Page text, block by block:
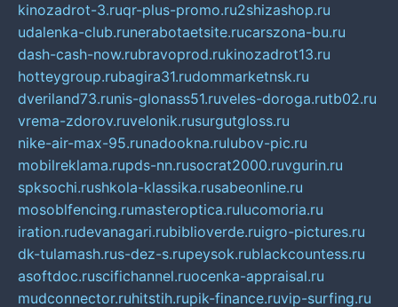
kinozadrot-3.ruqr-plus-promo.ru2shizashop.ru
udalenka-club.runerabotaetsite.rucarszona-bu.ru
dash-cash-now.rubravoprod.rukinozadrot13.ru
hotteygroup.rubagira31.rudommarketnsk.ru
dveriland73.runis-glonass51.ruveles-doroga.rutb02.ru
vrema-zdorov.ruvelonik.rusurgutgloss.ru
nike-air-max-95.runadookna.rulubov-pic.ru
mobilreklama.rupds-nn.rusocrat2000.ruvgurin.ru
spksochi.rushkola-klassika.rusabeonline.ru
mosoblfencing.rumasteroptica.rulucomoria.ru
iration.rudevanagari.rubiblioverde.ruigro-pictures.ru
dk-tulamash.rus-dez-s.rupeysok.rublackcountess.ru
asoftdoc.ruscifichannel.ruocenka-appraisal.ru
mudconnector.ruhitstih.rupik-finance.ruvip-surfing.ru